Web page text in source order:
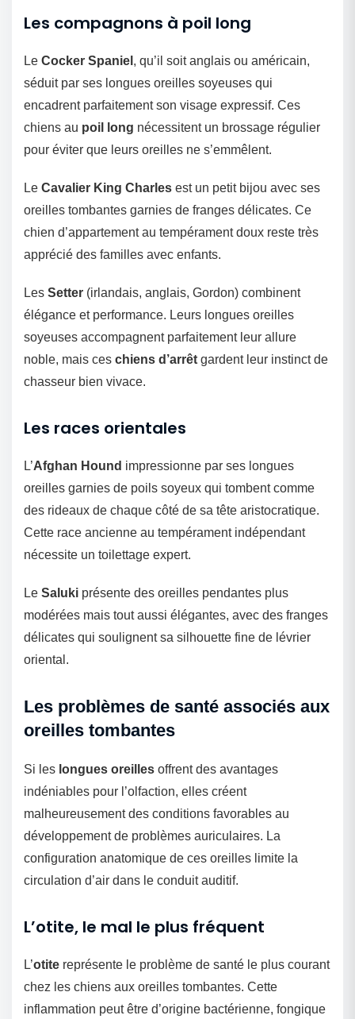
Les compagnons à poil long
Le Cocker Spaniel , qu’il soit anglais ou américain,
séduit par ses longues oreilles soyeuses qui
encadrent parfaitement son visage expressif. Ces
chiens au poil long nécessitent un brossage régulier
pour éviter que leurs oreilles ne s’emmêlent.
Le Cavalier King Charles est un petit bijou avec ses
oreilles tombantes garnies de franges délicates. Ce
chien d’appartement au tempérament doux reste très
apprécié des familles avec enfants.
Les Setter (irlandais, anglais, Gordon) combinent
élégance et performance. Leurs longues oreilles
soyeuses accompagnent parfaitement leur allure
noble, mais ces chiens d’arrêt gardent leur instinct de
chasseur bien vivace.
Les races orientales
L’Afghan Hound impressionne par ses longues
oreilles garnies de poils soyeux qui tombent comme
des rideaux de chaque côté de sa tête aristocratique.
Cette race ancienne au tempérament indépendant
nécessite un toilettage expert.
Le Saluki présente des oreilles pendantes plus
modérées mais tout aussi élégantes, avec des franges
délicates qui soulignent sa silhouette fine de lévrier
oriental.
Les problèmes de santé associés aux
oreilles tombantes
Si les longues oreilles offrent des avantages
indéniables pour l’olfaction, elles créent
malheureusement des conditions favorables au
développement de problèmes auriculaires. La
configuration anatomique de ces oreilles limite la
circulation d’air dans le conduit auditif.
L’otite, le mal le plus fréquent
L’otite représente le problème de santé le plus courant
chez les chiens aux oreilles tombantes. Cette
inflammation peut être d’origine bactérienne, fongique